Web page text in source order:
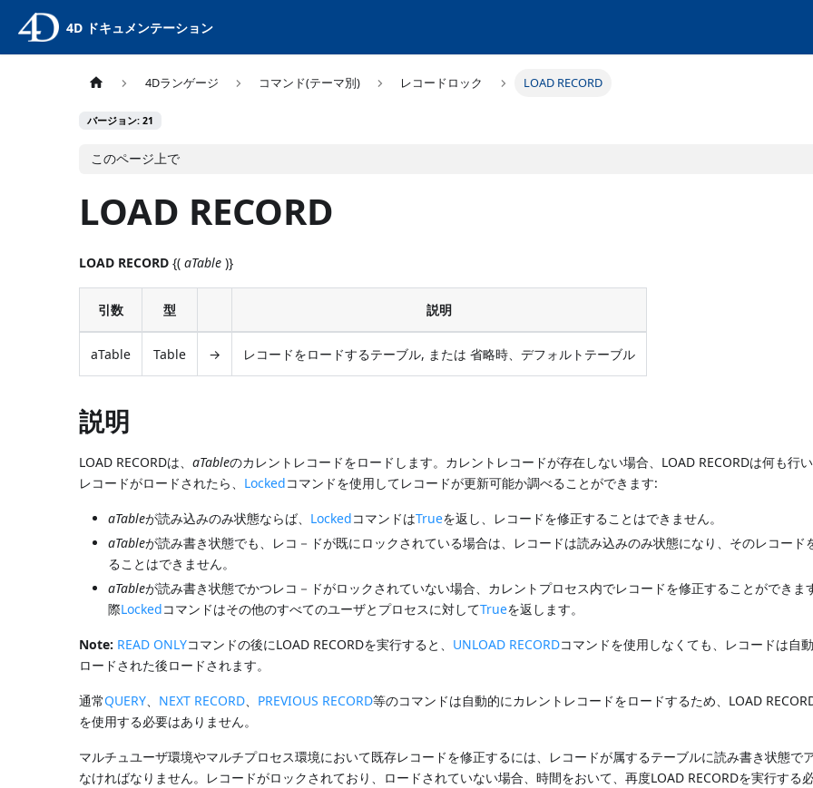
4D ドキュメンテーション
4Dランゲージ コマンド(テーマ別) レコードロック LOAD RECORD
バージョン: 21
このページ上で
LOAD RECORD
LOAD RECORD {(aTable )}
引数 型 説明
aTable Table → レコードをロードするテーブル, または 省略時、デフォルトテーブル
説明
LOAD RECORDは、aTableのカレントレコードをロードします。カレントレコードが存在しない場合、LOAD RECORDは何も行い
レコードがロードされたら、 Lockedコマンドを使用してレコードが更新可能か調べることができます:
aTableが読み込みのみ状態ならば、 LockedコマンドはTrueを返し、レコードを修正することはできません。
aTableが読み書き状態でも、レコ－ドが既にロックされている場合は、レコードは読み込みのみ状態になり、そのレコード
ることはできません。
aTableが読み書き状態でかつレコ－ドがロックされていない場合、カレントプロセス内でレコードを修正することができま
際Lockedコマンドはその他のすべてのユーザとプロセスに対してTrueを返します。
Note: READ ONLYコマンドの後にLOAD RECORDを実行すると、 UNLOAD RECORDコマンドを使用しなくても、レコードは自
ロードされた後ロードされます。
通常QUERY NEXT RECORD PREVIOUS RECORD等のコマンドは自動的にカレントレコードをロードするため、LOAD
を使用する必要はありません。
マルチュユーザ環境やマルチプロセス環境において既存レコードを修正するには、レコードが属するテーブルに読み書き状態で
なければなりません。レコードがロックされており、ロードされていない場合、時間をおいて、再度LOAD RECORDを実行する